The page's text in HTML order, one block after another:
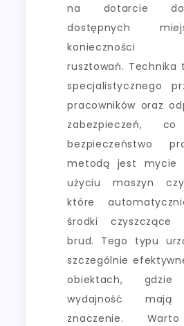
na dotarcie
dostępnych
konieczności
rusztowań. Technika
specjalistycznego
pracowników oraz
zabezpieczeń, co
bezpieczeństwo
metodą jest mycie
użyciu maszyn
które
środki czyszczące
brud. Tego typu
szczególnie
obiektach,
wydajność mają
znaczenie.